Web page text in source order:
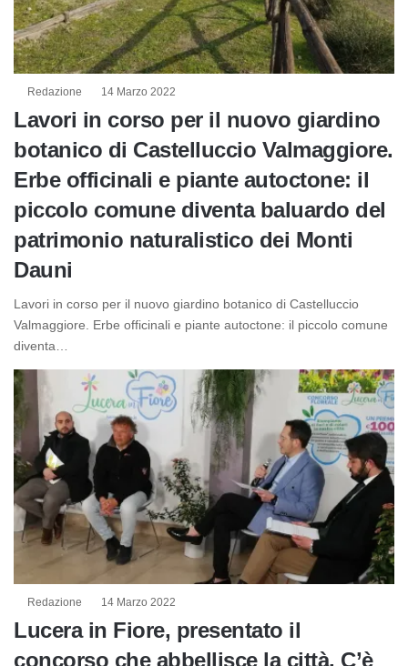
Redazione 14 Marzo 2022
Lavori in corso per il nuovo giardino
botanico di Castelluccio Valmaggiore.
Erbe officinali e piante autoctone: il
piccolo comune diventa baluardo del
patrimonio naturalistico dei Monti
Dauni
Lavori in corso per il nuovo giardino botanico di Castelluccio
Valmaggiore. Erbe officinali e piante autoctone: il piccolo comune
diventa…
Redazione 14 Marzo 2022
Lucera in Fiore, presentato il
concorso che abbellisce la città. C’è